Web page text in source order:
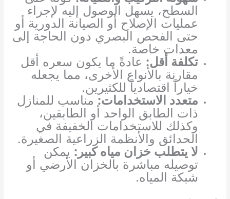
السطح، يسهل الوصول إليه لإجراء
عمليات الإصلاح أو الصيانة الدورية أو
حتى الفحص البصري دون الحاجة إلى
معدات خاصة.
تكلفة أقل: عادةً ما يكون سعره أقل
مقارنة بالأنواع الأخرى، مما يجعله
خياراً اقتصادياً للكثيرين.
متعدد الاستخدامات: مناسب للمنازل
ذات الطابق الواحد أو الطابقين،
وكذلك للاستخدامات الخفيفة في
الحدائق والأنظمة الزراعية الصغيرة.
لا يتطلب خزان مياه كبير: يمكن
توصيله مباشرة بالخزان الأرضي أو
شبكة المياه.